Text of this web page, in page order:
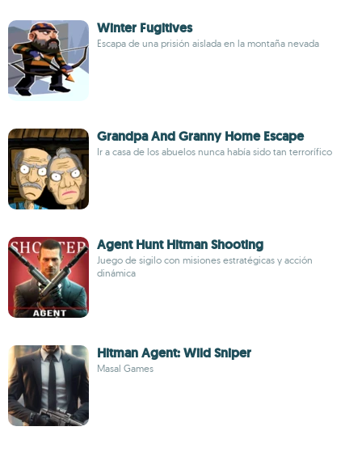
Winter Fugitives
Escapa de una prisión aislada en la montaña nevada
Grandpa And Granny Home Escape
Ir a casa de los abuelos nunca había sido tan terrorífico
Agent Hunt Hitman Shooting
Juego de sigilo con misiones estratégicas y acción
dinámica
Hitman Agent: Wild Sniper
Masal Games